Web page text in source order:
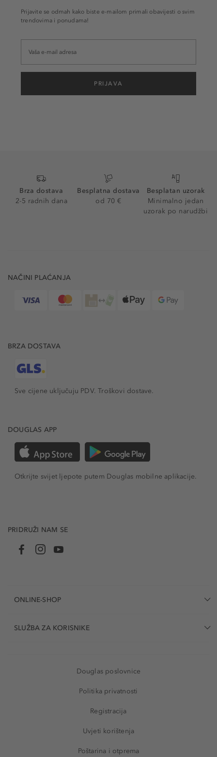
Prijavite se odmah kako biste e-mailom primali obavijesti o svim
trendovima i ponudama!
PRIJAVA
Brza dostava
2-5 radnih dana
Besplatna dostava
od 70 €
Besplatan uzorak
Minimalno jedan
uzorak po narudžbi
NAČINI PLAĆANJA
BRZA DOSTAVA
Sve cijene uključuju PDV.Troškovi dostave.
DOUGLAS APP
Otkrijte svijet ljepote putem Douglas mobilne aplikacije.
PRIDRUŽI NAM SE
ONLINE-SHOP
SLUŽBA ZA KORISNIKE
Douglas poslovnice
Politika privatnosti
Registracija
Uvjeti korištenja
Poštarina i otprema